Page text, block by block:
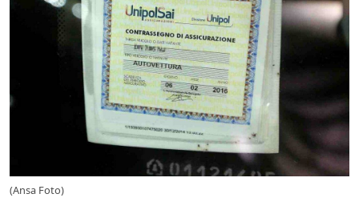
(Ansa Foto)